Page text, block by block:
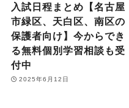
入試日程まとめ【名古屋
市緑区、天白区、南区の
保護者向け】今からでき
る無料個別学習相談も受
付中
2025年6月12日